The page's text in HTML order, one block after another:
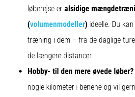
løberejse er alsidige
(volumenmodeller) ideelle. Du
træning i dem – fra de daglige
de længere distancer.
Hobby- til den mere øvede løber?
nogle kilometer i benene og vil